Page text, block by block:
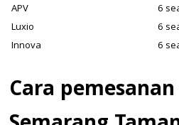
APV
6
Luxio
6
Innova
6
Cara